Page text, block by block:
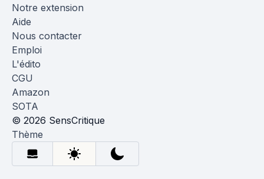
Notre extension
Aide
Nous contacter
Emploi
L'édito
CGU
Amazon
SOTA
© 2026 SensCritique
Thème